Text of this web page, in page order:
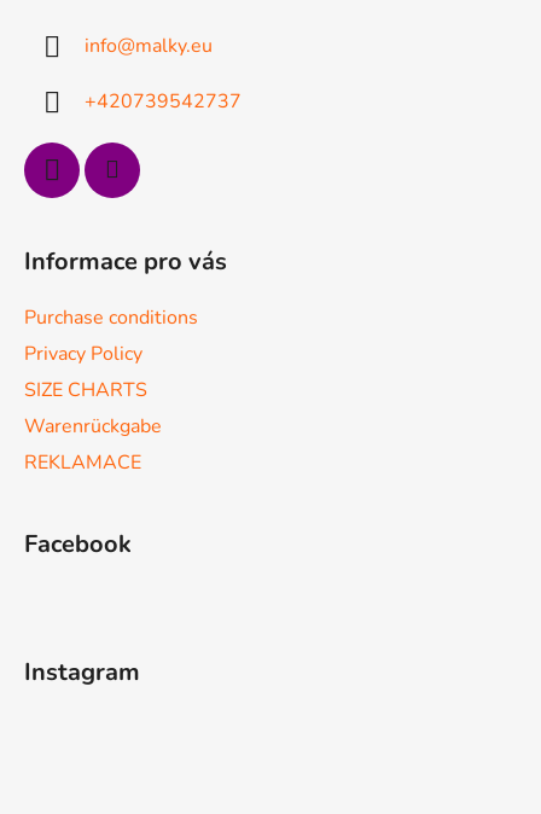
info@malky.eu
+420739542737
Informace pro vás
Purchase conditions
Privacy Policy
SIZE CHARTS
Warenrückgabe
REKLAMACE
Facebook
Instagram